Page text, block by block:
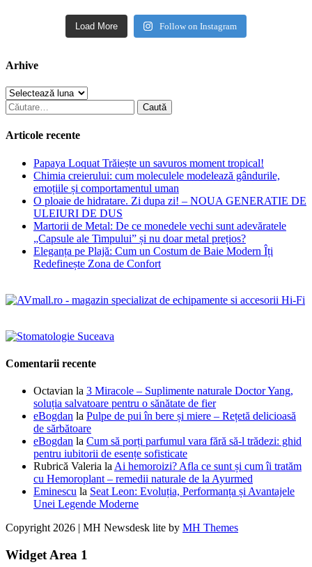
Load More Follow on Instagram
Arhive
Arhive
Caută
după:
Articole recente
Papaya Loquat Trăiește un savuros moment tropical!
Chimia creierului: cum moleculele modelează gândurile,
emoțiile și comportamentul uman
O ploaie de hidratare. Zi dupa zi! – NOUA GENERATIE DE
ULEIURI DE DUS
Martorii de Metal: De ce monedele vechi sunt adevăratele
„Capsule ale Timpului” și nu doar metal prețios?
Eleganța pe Plajă: Cum un Costum de Baie Modern Îți
Redefinește Zona de Confort
Comentarii recente
Octavian la 3 Miracole – Suplimente naturale Doctor Yang,
soluția salvatoare pentru o sănătate de fier
eBogdan la Pulpe de pui în bere și miere – Rețetă delicioasă
de sărbătoare
eBogdan la Cum să porți parfumul vara fără să-l trădezi: ghid
pentru iubitorii de esențe sofisticate
Rubrică Valeria la Ai hemoroizi? Afla ce sunt și cum îi tratăm
cu Hemoroplant – remedii naturale de la Ayurmed
Eminescu la Seat Leon: Evoluția, Performanța și Avantajele
Unei Legende Moderne
Copyright 2026 | MH Newsdesk lite by MH Themes
Widget Area 1